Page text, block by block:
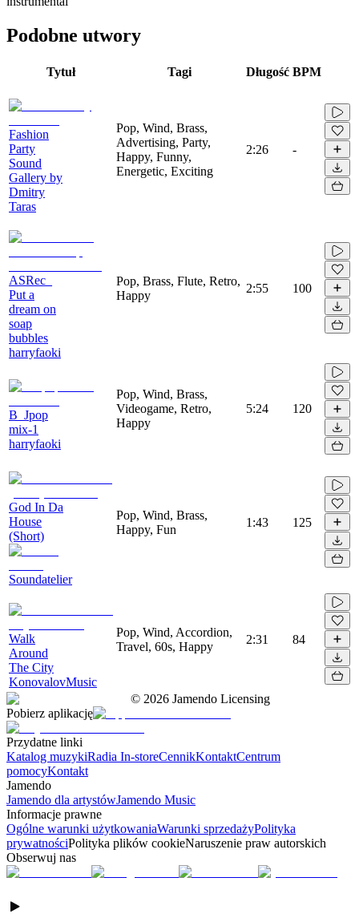
Podobne utwory
Tytuł Tagi Długość BPM
Fashion
Party
Sound
Gallery by
Dmitry
Taras
Pop, Wind, Brass,
Advertising, Party,
Happy, Funny,
Energetic, Exciting
2:26 -
ASRec_
Put a
dream on
soap
bubbles
harryfaoki
Pop, Brass, Flute, Retro,
Happy
2:55 100
B_Jpop
mix-1
harryfaoki
Pop, Wind, Brass,
Videogame, Retro,
Happy
5:24 120
God In Da
House
(Short)
Soundatelier
Pop, Wind, Brass,
Happy, Fun
1:43 125
Walk
Around
The City
KonovalovMusic
Pop, Wind, Accordion,
Travel, 60s, Happy
2:31 84
© 2026 Jamendo Licensing
Pobierz aplikację
Przydatne linki
Katalog muzykiRadia In-storeCennikKontaktCentrum
pomocyKontakt
Jamendo
Jamendo dla artystówJamendo Music
Informacje prawne
Ogólne warunki użytkowaniaWarunki sprzedażyPolityka
prywatnościPolityka plików cookieNaruszenie praw autorskich
Obserwuj nas